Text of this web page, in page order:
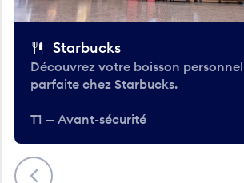
Précédent
Starbucks
Découvrez votre boisson
parfaite chez Starbucks.
T1 — Avant-sécurité